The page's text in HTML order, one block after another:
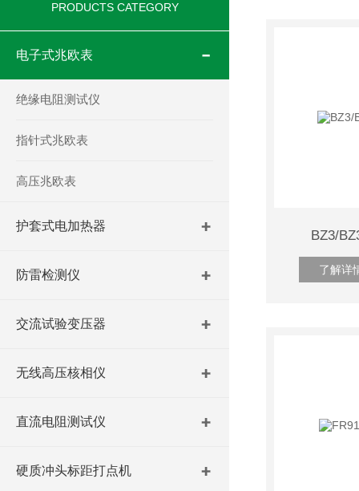
PRODUCTS CATEGORY
电子式兆欧表
绝缘电阻测试仪
指针式兆欧表
高压兆欧表
护套式电加热器
防雷检测仪
交流试验变压器
无线高压核相仪
直流电阻测试仪
硬质冲头标距打点机
BZ3/
了解详